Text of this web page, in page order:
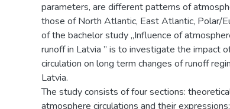
parameters, are different patterns of
those of North Atlantic, East Atlantic, Polar/
of the bachelor study „Influence of
runoff in Latvia ” is to investigate the impact
circulation on long term changes of runoff
Latvia.
The study consists of four sections:
atmosphere circulations and their